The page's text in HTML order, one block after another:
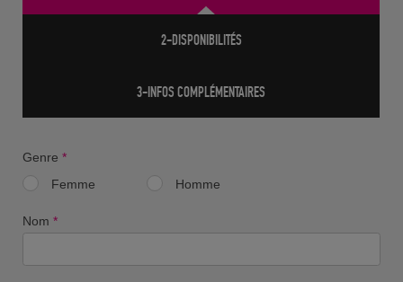
2-DISPONIBILITÉS
3-INFOS COMPLÉMENTAIRES
Genre *
Femme
Homme
Nom *